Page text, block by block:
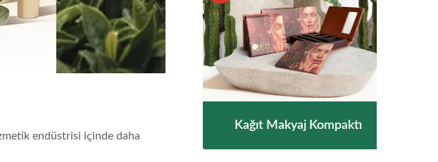
endüstrisi içinde daha
Kağıt Makyaj Kompaktı